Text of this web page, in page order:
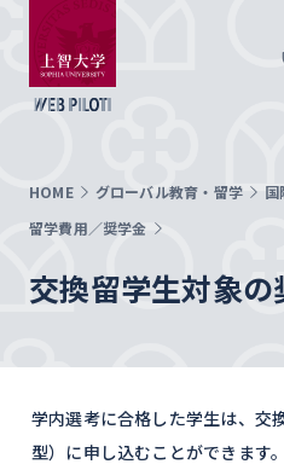
HOME グローバル教育・留学
国
留学費用／奨学金
交換留学生対象の
学内選考に合格した学生は、交
型）に申し込むことができます